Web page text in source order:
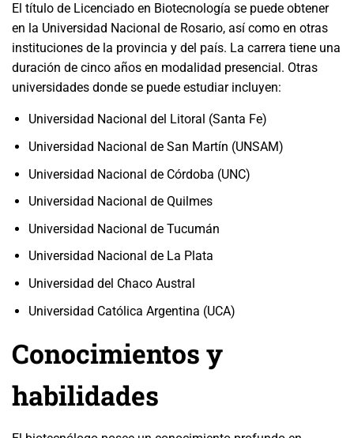
El título de Licenciado en Biotecnología se puede obtener
en la Universidad Nacional de Rosario, así como en otras
instituciones de la provincia y del país. La carrera tiene una
duración de cinco años en modalidad presencial. Otras
universidades donde se puede estudiar incluyen:
Universidad Nacional del Litoral (Santa Fe)
Universidad Nacional de San Martín (UNSAM)
Universidad Nacional de Córdoba (UNC)
Universidad Nacional de Quilmes
Universidad Nacional de Tucumán
Universidad Nacional de La Plata
Universidad del Chaco Austral
Universidad Católica Argentina (UCA)
Conocimientos y
habilidades